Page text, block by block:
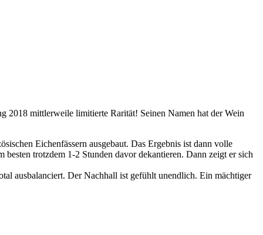
2018 mittlerweile limitierte Rarität! Seinen Namen hat der Wein
Eichenfässern ausgebaut. Das Ergebnis ist dann volle
trotzdem 1-2 Stunden davor dekantieren. Dann zeigt er sich
ausbalanciert. Der Nachhall ist gefühlt unendlich. Ein mächtiger